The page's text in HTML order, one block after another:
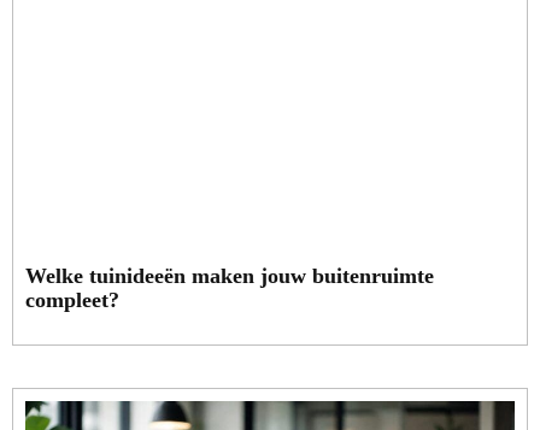
Welke tuinideeën maken jouw buitenruimte
compleet?